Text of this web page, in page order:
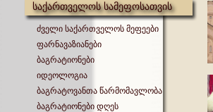
საქართველოს სამეფოსათვის
ძველი საქართველოს მეფეები
ფარნავაზიანები
ბაგრატიონები
იდეოლოგია
ბაგრატოვანთა წარმომავლობა
ბაგრატიონები დღეს